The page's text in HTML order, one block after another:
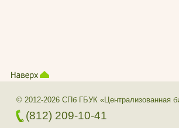
© 2012-2026 СПб ГБУК «Централизованная
(812) 209-10-41